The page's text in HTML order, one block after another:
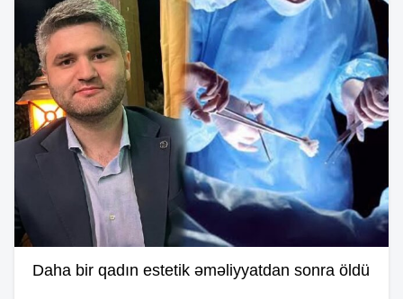
Daha bir qadın estetik əməliyyatdan sonra öldü